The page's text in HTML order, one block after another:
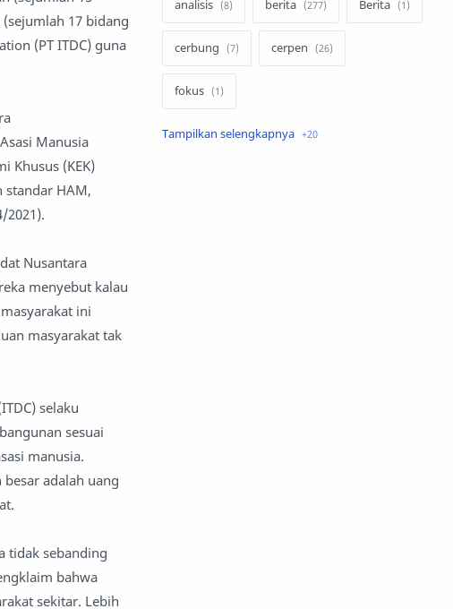
17 bidang
(PT ITDC) guna
Manusia
Khusus (KEK)
standar HAM,
2021).
Nusantara
menyebut kalau
ini
masyarakat tak
selaku
sesuai
manusia.
adalah uang
tidak sebanding
bahwa
sekitar. Lebih
analisis berita Berita
cerbung cerpen
fokus
hukum internasional